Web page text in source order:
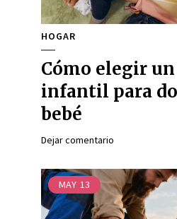
HOGAR
Cómo elegir
infantil para
bebé
Dejar comentario
MAY 13